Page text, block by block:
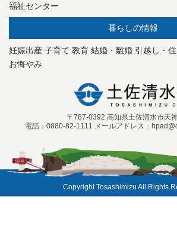
福祉センター
暮らしの情報
妊娠出産 子育て 教育 結婚・離婚 引越し・
お悔やみ
〒787-0392 高知県土佐清水市天
電話：0880-82-1111 メールアドレス：
Copyright Tosashimizu All Rights